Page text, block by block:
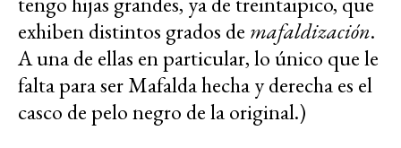
exhiben distintos grados de mafaldización.
A una de ellas en particular, lo único que le
falta para ser Mafalda hecha y derecha es el
casco de pelo negro de la original.)